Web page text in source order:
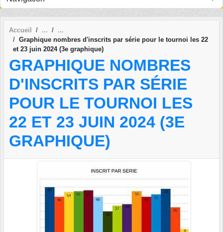
Accueil
Graphique nombres d'inscrits par série pour le tournoi les 22
et 23 juin 2024 (3e graphique)
GRAPHIQUE NOMBRES
D'INSCRITS PAR SÉRIE
POUR LE TOURNOI LES
22 ET 23 JUIN 2024 (3E
GRAPHIQUE)